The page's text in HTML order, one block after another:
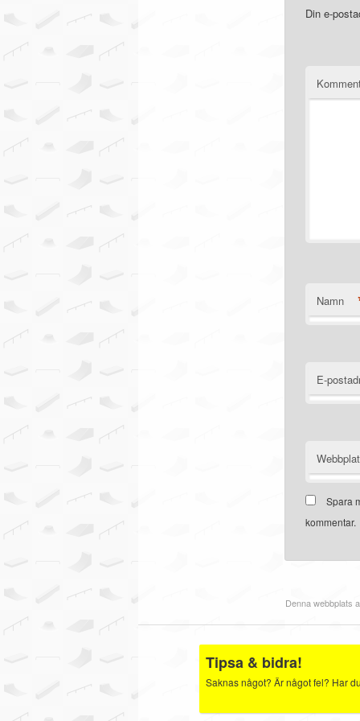
Din e-
Namn
E-
Spara
kommentar.
Denna webbplats
Tipsa & bidra!
Saknas något? Är något fel? Har